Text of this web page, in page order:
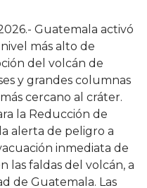
Guatemala activó
más alto de
del volcán de
y grandes columnas
cercano al cráter.
la Reducción de
alerta de peligro a
inmediata de
las faldas del volcán, a
de Guatemala. Las